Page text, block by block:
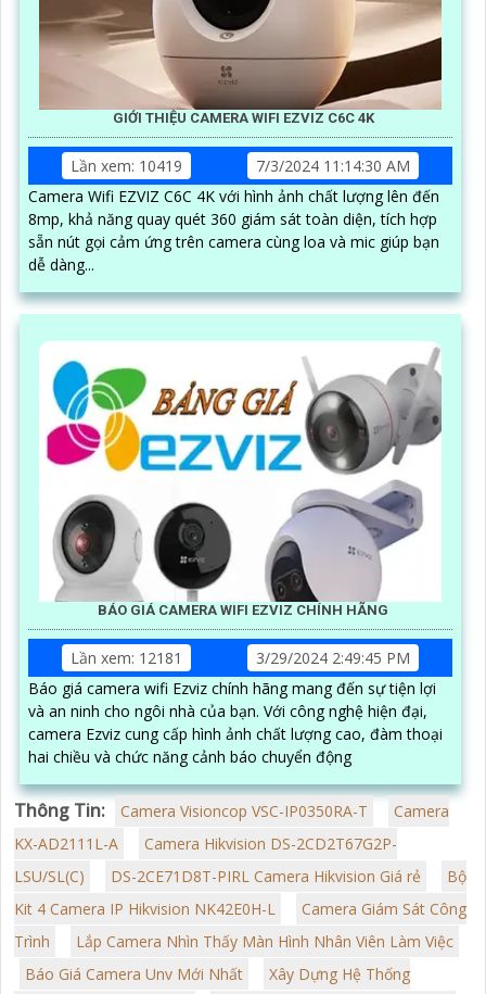
GIỚI THIỆU CAMERA WIFI EZVIZ C6C 4K
Lần xem: 10419
7/3/2024 11:14:30 AM
Camera Wifi EZVIZ C6C 4K với hình ảnh chất lượng lên đến
8mp, khả năng quay quét 360 giám sát toàn diện, tích hợp
sẵn nút gọi cảm ứng trên camera cùng loa và mic giúp bạn
dễ dàng...
BÁO GIÁ CAMERA WIFI EZVIZ CHÍNH HÃNG
Lần xem: 12181
3/29/2024 2:49:45 PM
Báo giá camera wifi Ezviz chính hãng mang đến sự tiện lợi
và an ninh cho ngôi nhà của bạn. Với công nghệ hiện đại,
camera Ezviz cung cấp hình ảnh chất lượng cao, đàm thoại
hai chiều và chức năng cảnh báo chuyển động
Thông Tin: Camera Visioncop VSC-IP0350RA-T
Camera
KX-AD2111L-A
Camera Hikvision DS-2CD2T67G2P-
LSU/SL(C)
DS-2CE71D8T-PIRL Camera Hikvision Giá rẻ
Bộ
Kit 4 Camera IP Hikvision NK42E0H-L
Camera Giám Sát Công
Trình
Lắp Camera Nhìn Thấy Màn Hình Nhân Viên Làm Việc
Báo Giá Camera Unv Mới Nhất
Xây Dựng Hệ Thống